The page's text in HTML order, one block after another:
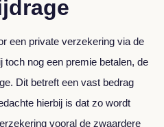
een private verzekering via de
toch nog een premie betalen, de
Dit betreft een vast bedrag
hierbij is dat zo wordt
vooral de zwaardere